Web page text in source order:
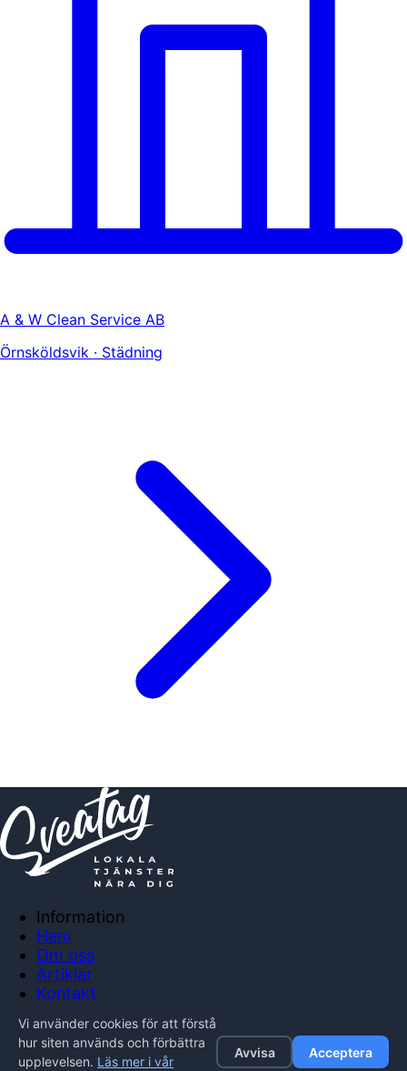
A & W Clean Service AB
Örnsköldsvik · Städning
Information
Hem
Om oss
Artiklar
Kontakt
Integritetspolicy
Vi använder cookies för att förstå
hur siten används och förbättra
upplevelsen. Läs mer i vår
Avvisa Acceptera